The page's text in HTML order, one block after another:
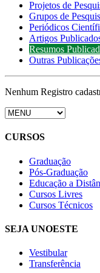
Projetos de
Grupos de
Periódicos
Artigos
Resumos
Outras
Nenhum Registro
CURSOS
Graduação
Pós-Graduação
Educação a
Cursos Livres
Cursos Técnicos
SEJA UNOESTE
Vestibular
Transferência